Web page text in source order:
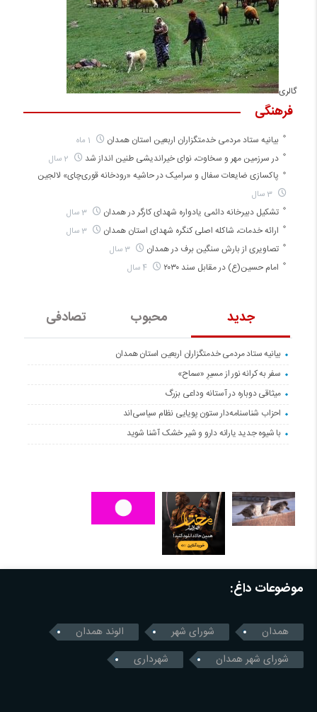
گالری
جدید محبوب تصادفی
بیانیه ستاد مردمی خدمتگزاران اربعین استان همدان
سفر به کرانه‌ نور از مسیرِ «سماح»
میثاقی دوباره در آستانه‌ وداعی بزرگ
احزاب شناسنامه‌دار ستون پویایی نظام سیاسی‌اند
با شیوه جدید یارانه دارو و شیر خشک آشنا شوید
فرهنگی
بیانیه ستاد مردمی خدمتگزاران اربعین استان همدان
در سرزمین مهر و سخاوت، نوای خیراندیشی طنین انداز شد
پاکسازی ضایعات سفال و سرامیک در حاشیه «رودخانه قوری‌چای» لالجین
3 سال
تشکیل دبیرخانه دائمی یادواره شهدای کارگر در همدان 3 سال
ارائه خدمات، شاکله اصلی کنگره شهدای استان همدان 3 سال
تصاویری از بارش سنگین برف در همدان 3 سال
امام حسین(ع) در مقابل سند ۲۰۳۰
موضوعات داغ:
همدان شورای شهر
الوند همدان
شورای شهر همدان
شهرداری